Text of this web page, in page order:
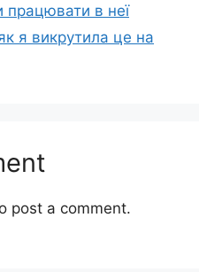
працювати в неї
я викрутила це на
post a comment.